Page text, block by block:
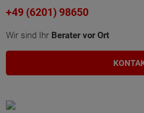
+49 (6201) 98650
Wir sind Ihr Berater vor Ort